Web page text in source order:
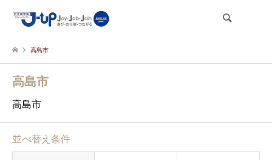
高島市
高島市
高島市
並べ替え条件